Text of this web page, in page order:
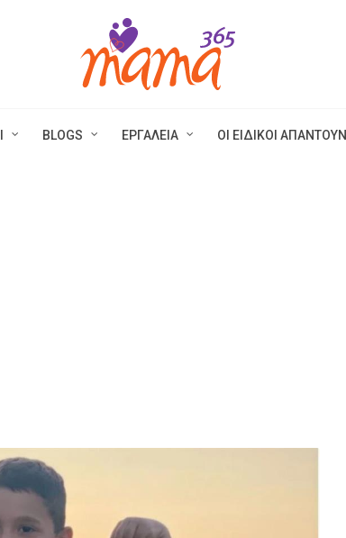
BLOGS ΕΡΓΑΛΕΙΑ ΟΙ ΕΙΔΙΚΟΙ ΑΠΑΝΤΟΥΝ